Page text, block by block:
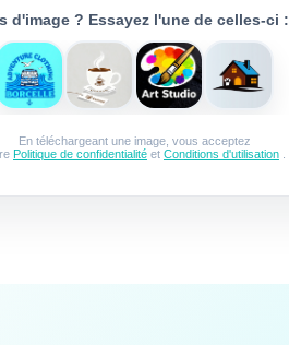
d'image ? Essayez l'une de celles-ci :
En téléchargeant une image, vous acceptez
Politique de confidentialité et Conditions d'utilisation